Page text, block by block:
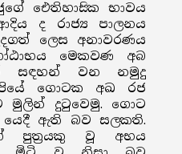
ඓතිහාසික භාවය
ද රාජ්‍ය පාලනය
ලෙස අනාවරණය
මෙකවණ අබ
සඳහන් වන නමුදු
ගොටක අඛ රජ
මුලින් දුටුවෙමු. ගොට
ඇති බව සලකති.
පුත්‍රයකු වූ අභය